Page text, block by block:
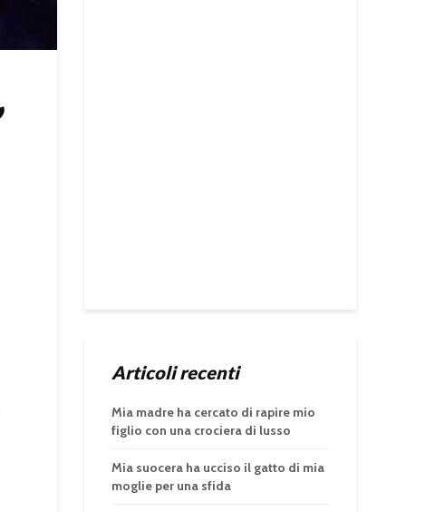
Articoli recenti
Mia madre ha cercato di rapire mio
figlio con una crociera di lusso
Mia suocera ha ucciso il gatto di mia
moglie per una sfida